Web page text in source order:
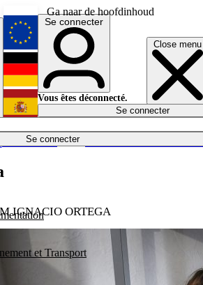
Ga naar de hoofdinhoud
Close menu
Se connecter
et Transport
Économie
English
Deutsch
Español
Se connecter
Vous êtes déconnecté.
Se connecter
IGNACIO ORTEGA